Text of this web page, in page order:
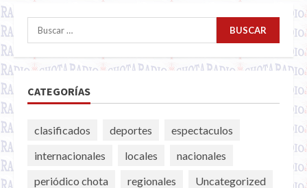
Buscar:
CATEGORÍAS
clasificados deportes
espectaculos
internacionales
locales
nacionales
periódico chota
regionales Uncategorized